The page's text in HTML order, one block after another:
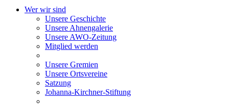
Wer wir sind
Unsere Geschichte
Unsere Ahnengalerie
Unsere AWO-Zeitung
Mitglied werden
Unsere Gremien
Unsere Ortsvereine
Satzung
Johanna-Kirchner-Stiftung